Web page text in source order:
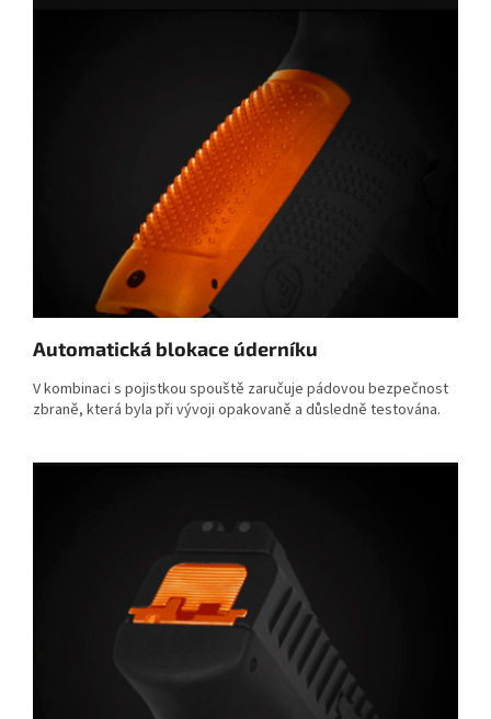
Automatická blokace úderníku
V kombinaci s pojistkou spouště zaručuje pádovou bezpečnost
zbraně, která byla při vývoji opakovaně a důsledně testována.